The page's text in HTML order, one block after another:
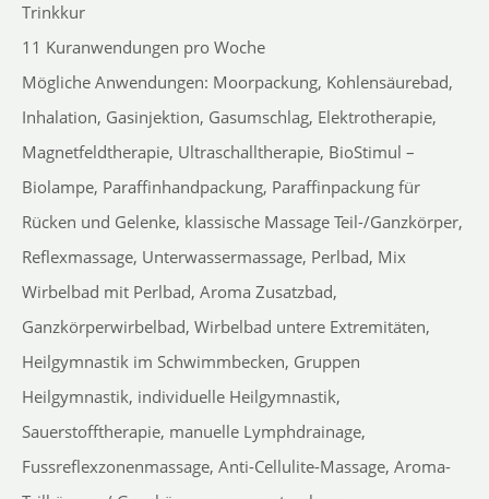
Trinkkur
11 Kuranwendungen pro Woche
Mögliche Anwendungen: Moorpackung, Kohlensäurebad,
Inhalation, Gasinjektion, Gasumschlag, Elektrotherapie,
Magnetfeldtherapie, Ultraschalltherapie, BioStimul –
Biolampe, Paraffinhandpackung, Paraffinpackung für
Rücken und Gelenke, klassische Massage Teil-/Ganzkörper,
Reflexmassage, Unterwassermassage, Perlbad, Mix
Wirbelbad mit Perlbad, Aroma Zusatzbad,
Ganzkörperwirbelbad, Wirbelbad untere Extremitäten,
Heilgymnastik im Schwimmbecken, Gruppen
Heilgymnastik, individuelle Heilgymnastik,
Sauerstofftherapie, manuelle Lymphdrainage,
Fussreflexzonenmassage, Anti-Cellulite-Massage, Aroma-